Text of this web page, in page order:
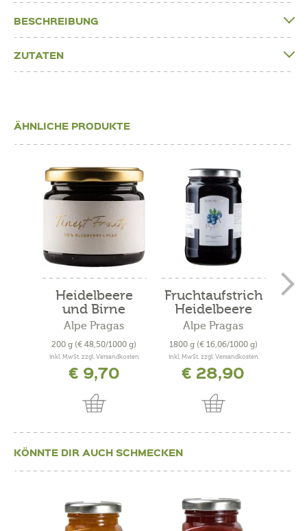
BESCHREIBUNG
ZUTATEN
ÄHNLICHE PRODUKTE
Heidelbeere
und Birne
„Finest...
Alpe Pragas
200 g (€ 48,50/1000 g)
inkl. MwSt. zzgl. Versandkosten
€ 9,70
Fruchtaufstrich
Heidelbeere
Alpe Pragas
1800 g (€ 16,06/1000 g)
inkl. MwSt. zzgl. Versandkosten
€ 28,90
KÖNNTE DIR AUCH SCHMECKEN